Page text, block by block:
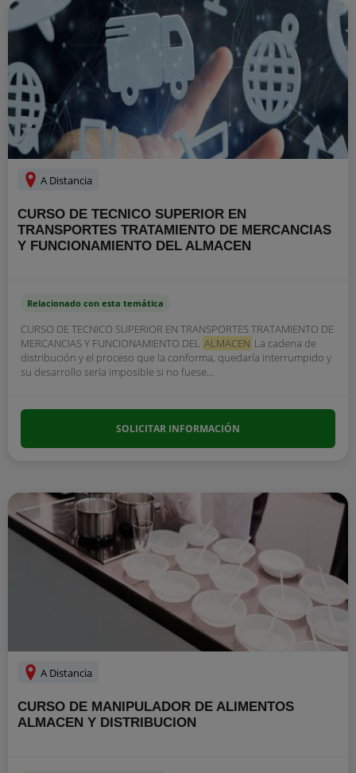
A Distancia
CURSO DE TECNICO SUPERIOR EN
TRANSPORTES TRATAMIENTO DE MERCANCIAS
Y FUNCIONAMIENTO DEL ALMACEN
Relacionado con esta temática
CURSO DE TECNICO SUPERIOR EN TRANSPORTES TRATAMIENTO DE
MERCANCIAS Y FUNCIONAMIENTO DEL ALMACEN La cadena de
distribución y el proceso que la conforma, quedaría interrumpido y
su desarrollo sería imposible si no fuese...
SOLICITAR INFORMACIÓN
A Distancia
CURSO DE MANIPULADOR DE ALIMENTOS
ALMACEN Y DISTRIBUCION